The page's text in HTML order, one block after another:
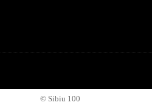
© Sibiu 100